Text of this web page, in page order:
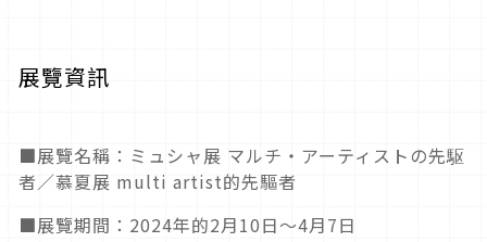
展覽資訊
■展覽名稱：ミュシャ展 マルチ・アーティストの先駆
者／慕夏展 multi artist的先驅者
■展覽期間：2024年的2月10日～4月7日